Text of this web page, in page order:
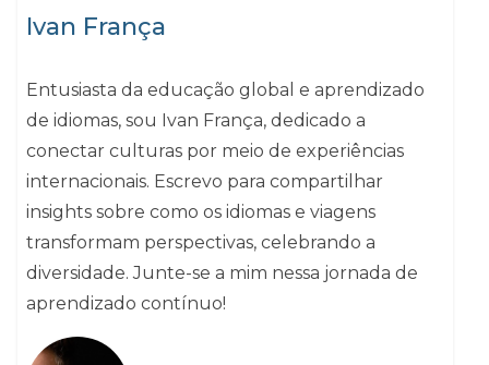
Ivan França
Entusiasta da educação global e aprendizado
de idiomas, sou Ivan França, dedicado a
conectar culturas por meio de experiências
internacionais. Escrevo para compartilhar
insights sobre como os idiomas e viagens
transformam perspectivas, celebrando a
diversidade. Junte-se a mim nessa jornada de
aprendizado contínuo!